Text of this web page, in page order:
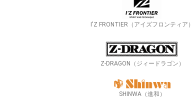
I'Z FRONTIER（アイズフロンティア）
Z-DRAGON（ジィードラゴン）
SHINWA（進和）